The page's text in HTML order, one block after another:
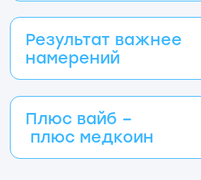
Политика обработки персональных данных
Вопросы и обращения
Карточка реквизитов